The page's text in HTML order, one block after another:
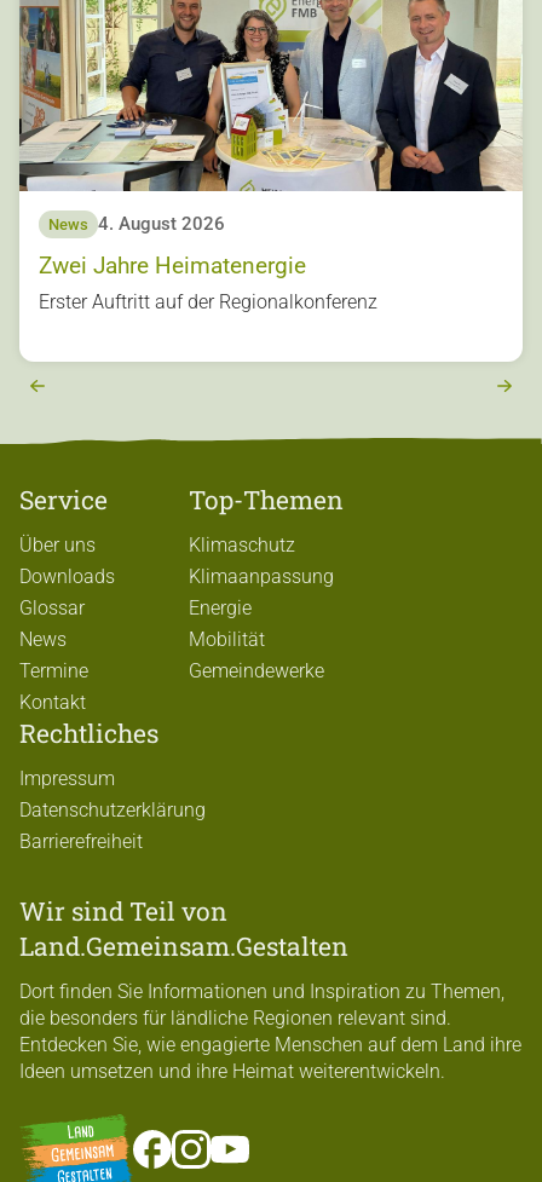
r
o
u
s
News 4. August 2026
Zwei Jahre Heimatenergie
Erster Auftritt auf der Regionalkonferenz
Service
Über uns
Downloads
Glossar
News
Termine
Kontakt
Top-Themen
Klimaschutz
Klimaanpassung
Energie
Mobilität
Gemeindewerke
Rechtliches
Impressum
Datenschutzerklärung
Barrierefreiheit
Wir sind Teil von
Land.Gemeinsam.Gestalten
Dort finden Sie Informationen und Inspiration zu Themen,
die besonders für ländliche Regionen relevant sind.
Entdecken Sie, wie engagierte Menschen auf dem Land ihre
Ideen umsetzen und ihre Heimat weiterentwickeln.